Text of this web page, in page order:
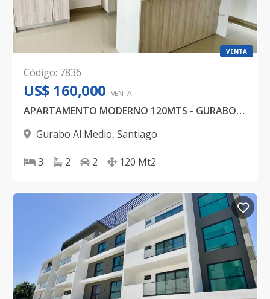
VENTA
Código: 7836
US$ 160,000 VENTA
APARTAMENTO MODERNO 120MTS - GURABO - SANTIAGO
Gurabo Al Medio, Santiago
3 2 2 120 Mt2